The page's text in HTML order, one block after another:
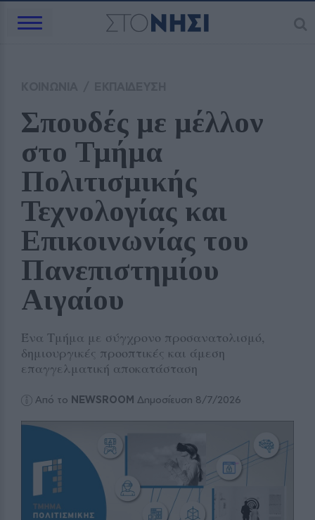
Σπουδές με μέλλον
στο Τμήμα
Πολιτισμικής
Τεχνολογίας και
Επικοινωνίας του
Πανεπιστημίου
Αιγαίου
Ένα Τμήμα με σύγχρονο προσανατολισμό,
δημιουργικές προοπτικές και άμεση
επαγγελματική αποκατάσταση
Από το NEWSROOM Δημοσίευση 8/7/2026